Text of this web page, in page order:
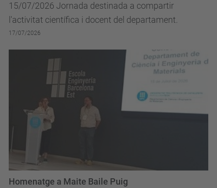
15/07/2026 Jornada destinada a compartir
l'activitat científica i docent del departament.
17/07/2026
Homenatge a Maite Baile Puig